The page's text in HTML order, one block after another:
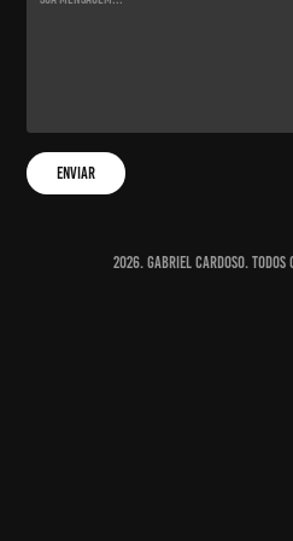
Enviar
2026. Gabriel Cardoso.